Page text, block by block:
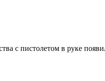
с пистолетом в руке